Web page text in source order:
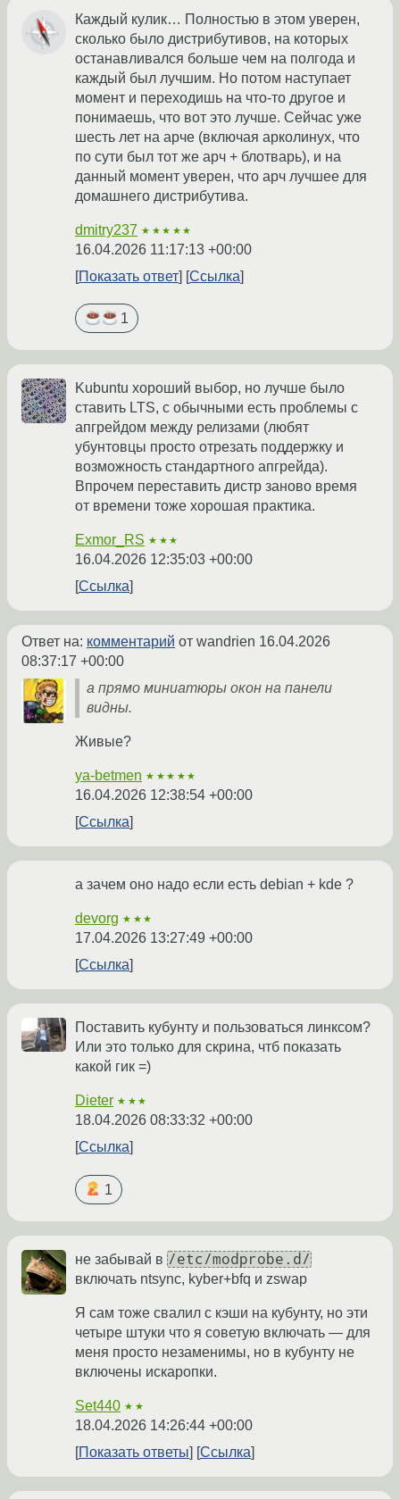
Каждый кулик… Полностью в этом уверен,
сколько было дистрибутивов, на которых
останавливался больше чем на полгода и
каждый был лучшим. Но потом наступает
момент и переходишь на что-то другое и
понимаешь, что вот это лучше. Сейчас уже
шесть лет на арче (включая арколинух, что
по сути был тот же арч + блотварь), и на
данный момент уверен, что арч лучшее для
домашнего дистрибутива.
dmitry237 ★★★★★
16.04.2026 11:17:13 +00:00
Показать ответ
Ссылка
1
Kubuntu хороший выбор, но лучше было
ставить LTS, с обычными есть проблемы с
апгрейдом между релизами (любят
убунтовцы просто отрезать поддержку и
возможность стандартного апгрейда).
Впрочем переставить дистр заново время
от времени тоже хорошая практика.
Exmor_RS ★★★
16.04.2026 12:35:03 +00:00
Ссылка
Ответ на: комментарий от wandrien 16.04.2026
08:37:17 +00:00
а прямо миниатюры окон на панели
видны.
Живые?
ya-betmen ★★★★★
16.04.2026 12:38:54 +00:00
Ссылка
а зачем оно надо если есть debian + kde ?
devorg ★★★
17.04.2026 13:27:49 +00:00
Ссылка
Поставить кубунту и пользоваться линксом?
Или это только для скрина, чтб показать
какой гик =)
Dieter ★★★
18.04.2026 08:33:32 +00:00
Ссылка
1
не забывай в /etc/modprobe.d/
включать ntsync, kyber+bfq и zswap
Я сам тоже свалил с кэши на кубунту, но эти
четыре штуки что я советую включать — для
меня просто незаменимы, но в кубунту не
включены искаропки.
Set440 ★★
18.04.2026 14:26:44 +00:00
Показать ответы
Ссылка